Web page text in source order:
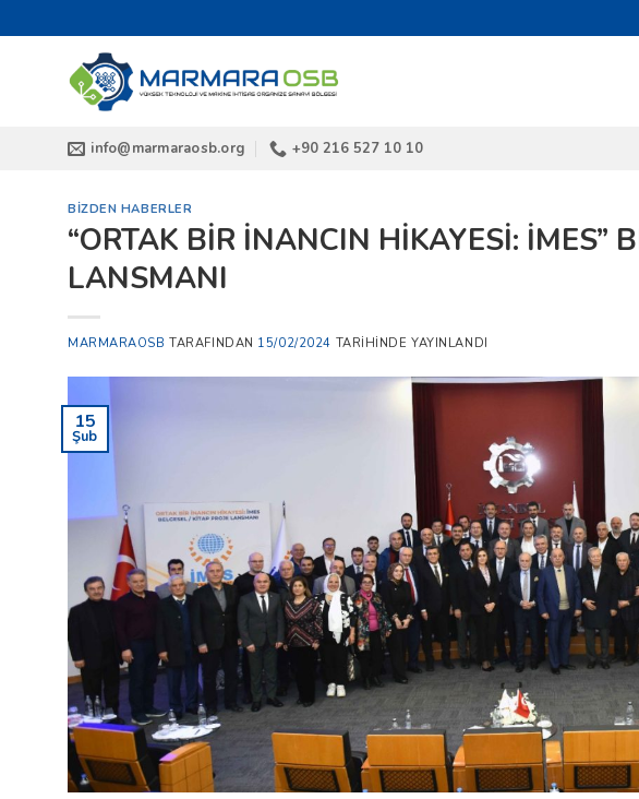
atla
info@marmaraosb.org +90 216 527 10 10
BIZDEN HABERLER
“ORTAK BİR İNANCIN HİKAYESİ: İMES”
LANSMANI
MARMARAOSB TARAFINDAN 15/02/2024 TARIHINDE YAYINLANDI
15
Şub